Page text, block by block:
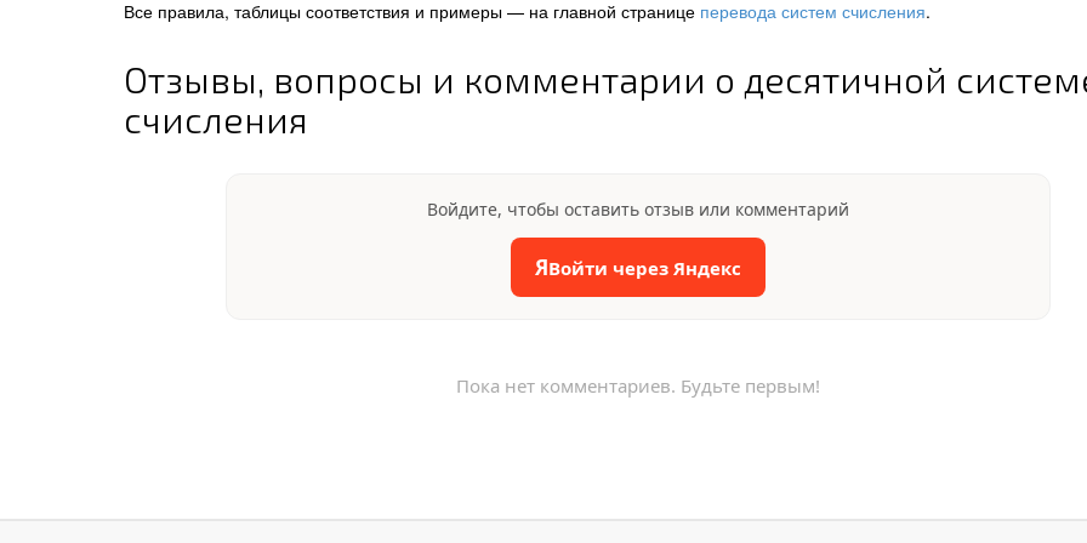
Все правила, таблицы соответствия и примеры — на главной странице перевода систем счисления.
Отзывы, вопросы и комментарии о десятичной
счисления
Войдите, чтобы оставить отзыв или комментарий
ЯВойти через Яндекс
Пока нет комментариев. Будьте первым!